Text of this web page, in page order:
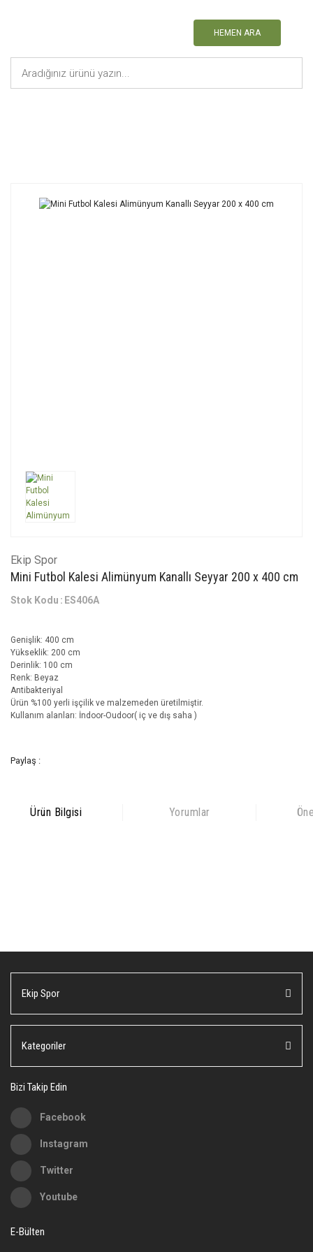
HEMEN ARA
Ekip Spor
Mini Futbol Kalesi Alimünyum Kanallı Seyyar 200 x 400 cm
Stok Kodu ES406A
Genişlik: 400 cm
Yükseklik: 200 cm
Derinlik: 100 cm
Renk: Beyaz
Antibakteriyal
Ürün %100 yerli işçilik ve malzemeden üretilmiştir.
Kullanım alanları: İndoor-Oudoor( iç ve dış saha )
Paylaş :
Ürün Bilgisi Yorumlar
Ürün resmi kalitesiz, bozuk veya görüntülenemiyor.
Ürün açıklamasında eksik bilgiler bulunuyor.
Ürün fiyatı diğer sitelerden daha pahalı.
Bu ürüne benzer farklı alternatifler olmalı.
Ekip Spor
Kategoriler
Bizi Takip Edin
Facebook
Instagram
Twitter
Youtube
E-Bülten